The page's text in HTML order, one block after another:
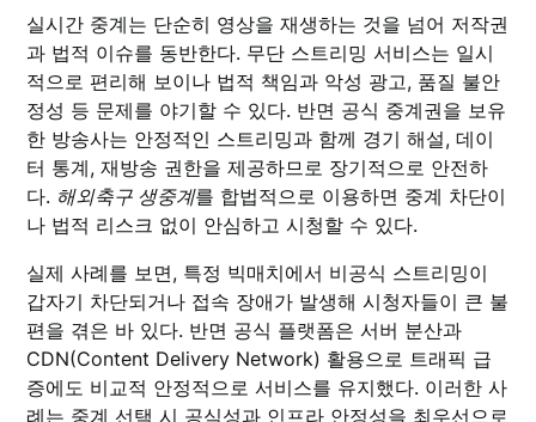
실시간 중계는 단순히 영상을 재생하는 것을 넘어 저작권
과 법적 이슈를 동반한다. 무단 스트리밍 서비스는 일시
적으로 편리해 보이나 법적 책임과 악성 광고, 품질 불안
정성 등 문제를 야기할 수 있다. 반면 공식 중계권을 보유
한 방송사는 안정적인 스트리밍과 함께 경기 해설, 데이
터 통계, 재방송 권한을 제공하므로 장기적으로 안전하
다. 해외축구 생중계를 합법적으로 이용하면 중계 차단이
나 법적 리스크 없이 안심하고 시청할 수 있다.
실제 사례를 보면, 특정 빅매치에서 비공식 스트리밍이
갑자기 차단되거나 접속 장애가 발생해 시청자들이 큰 불
편을 겪은 바 있다. 반면 공식 플랫폼은 서버 분산과
CDN(Content Delivery Network) 활용으로 트래픽 급
증에도 비교적 안정적으로 서비스를 유지했다. 이러한 사
례는 중계 선택 시 공식성과 인프라 안정성을 최우선으로